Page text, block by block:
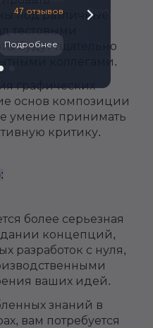
под различные
тестовыми
будут тщательно
коллегами.
графических
основ композиции
умение принимать
критику.
более серьезная
концепций,
разработок с нуля,
ваших идей.
знаний в
вам потребуется
47 отзывов
Подробнее
Bang Bang
Цена 163 625